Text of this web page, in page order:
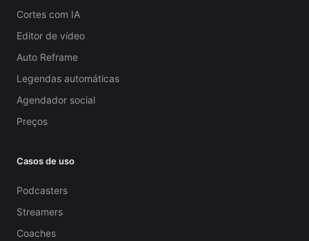
Cortes com IA
Editor de vídeo
Auto Reframe
Legendas automáticas
Agendador social
Preços
Casos de uso
Podcasters
Streamers
Coaches